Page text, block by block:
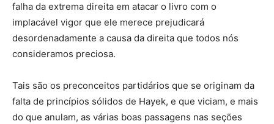
falha da extrema direita em atacar o livro com o
implacável vigor que ele merece prejudicará
desordenadamente a causa da direita que todos nós
consideramos preciosa.
Tais são os preconceitos partidários que se originam da
falta de princípios sólidos de Hayek, e que viciam, e mais
do que anulam, as várias boas passagens nas seções